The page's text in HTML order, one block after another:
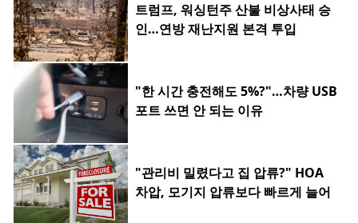
트럼프, 워싱턴주 산불 비상사태 승
인…연방 재난지원 본격 투입
"한 시간 충전해도 5%?"…차량 USB
포트 쓰면 안 되는 이유
"관리비 밀렸다고 집 압류?" HOA
차압, 모기지 압류보다 빠르게 늘어